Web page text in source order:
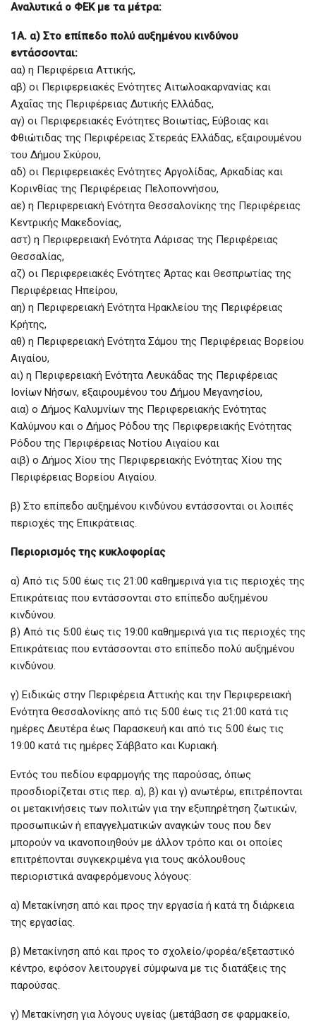
Αναλυτικά ο ΦΕΚ με τα μέτρα:
1Α. α) Στο επίπεδο πολύ αυξημένου κινδύνου
εντάσσονται:
αα) η Περιφέρεια Αττικής,
αβ) οι Περιφερειακές Ενότητες Αιτωλοακαρνανίας και
Αχαΐας της Περιφέρειας Δυτικής Ελλάδας,
αγ) οι Περιφερειακές Ενότητες Βοιωτίας, Εύβοιας και
Φθιώτιδας της Περιφέρειας Στερεάς Ελλάδας, εξαιρουμένου
του Δήμου Σκύρου,
αδ) οι Περιφερειακές Ενότητες Αργολίδας, Αρκαδίας και
Κορινθίας της Περιφέρειας Πελοποννήσου,
αε) η Περιφερειακή Ενότητα Θεσσαλονίκης της Περιφέρειας
Κεντρικής Μακεδονίας,
αστ) η Περιφερειακή Ενότητα Λάρισας της Περιφέρειας
Θεσσαλίας,
αζ) οι Περιφερειακές Ενότητες Άρτας και Θεσπρωτίας της
Περιφέρειας Ηπείρου,
αη) η Περιφερειακή Ενότητα Ηρακλείου της Περιφέρειας
Κρήτης,
αθ) η Περιφερειακή Ενότητα Σάμου της Περιφέρειας Βορείου
Αιγαίου,
αι) η Περιφερειακή Ενότητα Λευκάδας της Περιφέρειας
Ιονίων Νήσων, εξαιρουμένου του Δήμου Μεγανησίου,
αια) ο Δήμος Καλυμνίων της Περιφερειακής Ενότητας
Καλύμνου και ο Δήμος Ρόδου της Περιφερειακής Ενότητας
Ρόδου της Περιφέρειας Νοτίου Αιγαίου και
αιβ) ο Δήμος Χίου της Περιφερειακής Ενότητας Χίου της
Περιφέρειας Βορείου Αιγαίου.
β) Στο επίπεδο αυξημένου κινδύνου εντάσσονται οι λοιπές
περιοχές της Επικράτειας.
Περιορισμός της κυκλοφορίας
α) Από τις 5:00 έως τις 21:00 καθημερινά για τις περιοχές της
Επικράτειας που εντάσσονται στο επίπεδο αυξημένου
κινδύνου.
β) Από τις 5:00 έως τις 19:00 καθημερινά για τις περιοχές της
Επικράτειας που εντάσσονται στο επίπεδο πολύ αυξημένου
κινδύνου.
γ) Ειδικώς στην Περιφέρεια Αττικής και την Περιφερειακή
Ενότητα Θεσσαλονίκης από τις 5:00 έως τις 21:00 κατά τις
ημέρες Δευτέρα έως Παρασκευή και από τις 5:00 έως τις
19:00 κατά τις ημέρες Σάββατο και Κυριακή.
Εντός του πεδίου εφαρμογής της παρούσας, όπως
προσδιορίζεται στις περ. α), β) και γ) ανωτέρω, επιτρέπονται
οι μετακινήσεις των πολιτών για την εξυπηρέτηση ζωτικών,
προσωπικών ή επαγγελματικών αναγκών τους που δεν
μπορούν να ικανοποιηθούν με άλλον τρόπο και οι οποίες
επιτρέπονται συγκεκριμένα για τους ακόλουθους
περιοριστικά αναφερόμενους λόγους:
α) Μετακίνηση από και προς την εργασία ή κατά τη διάρκεια
της εργασίας.
β) Μετακίνηση από και προς το σχολείο/φορέα/εξεταστικό
κέντρο, εφόσον λειτουργεί σύμφωνα με τις διατάξεις της
παρούσας.
γ) Μετακίνηση για λόγους υγείας (μετάβαση σε φαρμακείο,